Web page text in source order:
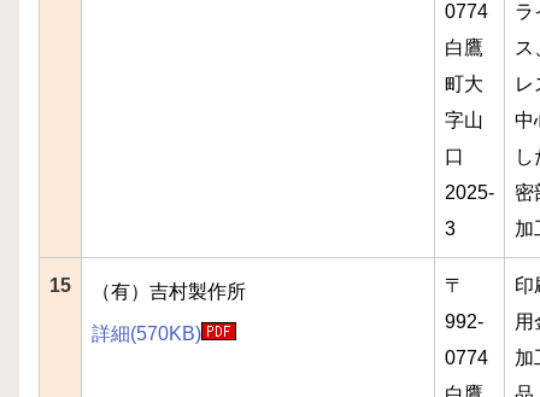
0774
白鷹
町大
字山
口
2025-
3
ラ
ス
レ
中
し
密
加
15 （有）吉村製作所
詳細(570KB)
〒
992-
0774
印
用
加